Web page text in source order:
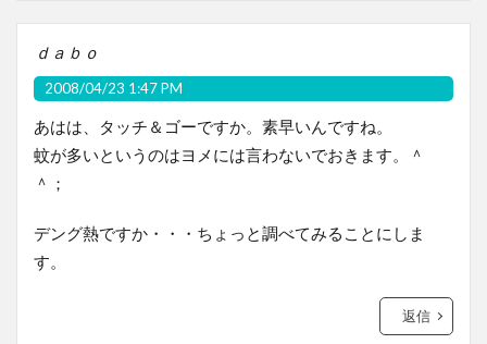
ｄａｂｏ
2008/04/23 1:47 PM
あはは、タッチ＆ゴーですか。素早いんですね。
蚊が多いというのはヨメには言わないでおきます。＾
＾；
デング熱ですか・・・ちょっと調べてみることにしま
す。
返信